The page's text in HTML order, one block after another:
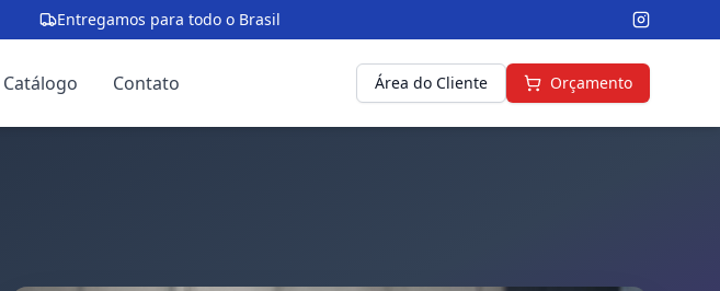
Entregamos para todo o Brasil
Catálogo Contato Área do Cliente Orçamento